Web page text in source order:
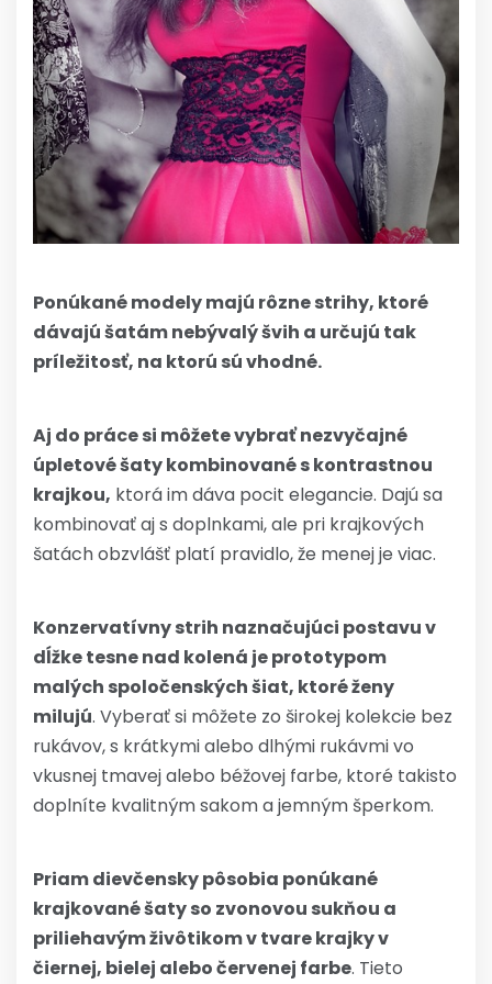
Ponúkané modely majú rôzne strihy, ktoré
dávajú šatám nebývalý švih a určujú tak
príležitosť, na ktorú sú vhodné.
Aj do práce si môžete vybrať nezvyčajné
úpletové šaty kombinované s kontrastnou
krajkou, ktorá im dáva pocit elegancie. Dajú sa
kombinovať aj s doplnkami, ale pri krajkových
šatách obzvlášť platí pravidlo, že menej je viac.
Konzervatívny strih naznačujúci postavu v
dĺžke tesne nad kolená je prototypom
malých spoločenských šiat, ktoré ženy
milujú. Vyberať si môžete zo širokej kolekcie bez
rukávov, s krátkymi alebo dlhými rukávmi vo
vkusnej tmavej alebo béžovej farbe, ktoré takisto
doplníte kvalitným sakom a jemným šperkom.
Priam dievčensky pôsobia ponúkané
krajkované šaty so zvonovou sukňou a
priliehavým živôtikom v tvare krajky v
čiernej, bielej alebo červenej farbe. Tieto